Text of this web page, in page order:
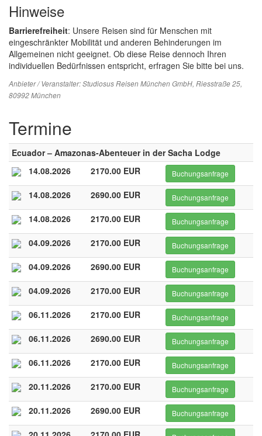
Hinweise
Barrierefreiheit: Unsere Reisen sind für Menschen mit
eingeschränkter Mobilität und anderen Behinderungen im
Allgemeinen nicht geeignet. Ob diese Reise dennoch Ihren
individuellen Bedürfnissen entspricht, erfragen Sie bitte bei uns.
Anbieter / Veranstalter:Studiosus Reisen München GmbH, Riesstraße 25,
80992 München
Termine
Ecuador – Amazonas-Abenteuer in der Sacha Lodge
14.08.2026
2170.00 EUR Buchungsanfrage
14.08.2026 2690.00 EUR Buchungsanfrage
14.08.2026 2170.00 EUR Buchungsanfrage
04.09.2026 2170.00 EUR Buchungsanfrage
04.09.2026 2690.00 EUR Buchungsanfrage
04.09.2026 2170.00 EUR Buchungsanfrage
06.11.2026 2170.00 EUR Buchungsanfrage
06.11.2026 2690.00 EUR Buchungsanfrage
06.11.2026 2170.00 EUR Buchungsanfrage
20.11.2026 2170.00 EUR Buchungsanfrage
20.11.2026 2690.00 EUR Buchungsanfrage